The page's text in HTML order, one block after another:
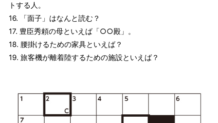
トする人。
16. 「面子」はなんと読む？
17. 豊臣秀頼の母といえば「○○殿」。
18. 腰掛けるための家具といえば？
19. 旅客機が離着陸するための施設といえば？